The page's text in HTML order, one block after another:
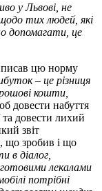
у Львові, не
тих людей, які
допомагати, це
писав цю норму
– це різниця
кошти,
довести набуття
та довести лихий
звіт
що зробив і що
в діалог,
лекалами
потрібні